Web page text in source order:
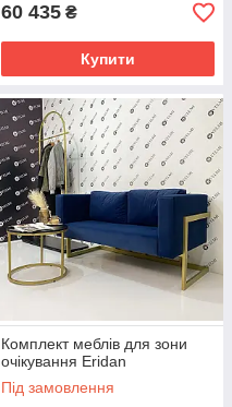
60 435 ₴
Купити
Комплект меблів для зони
очікування Eridan
Під замовлення